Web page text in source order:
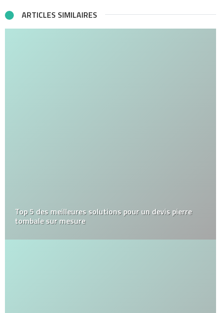
ARTICLES SIMILAIRES
Top 5 des meilleures solutions pour un devis pierre
tombale sur mesure